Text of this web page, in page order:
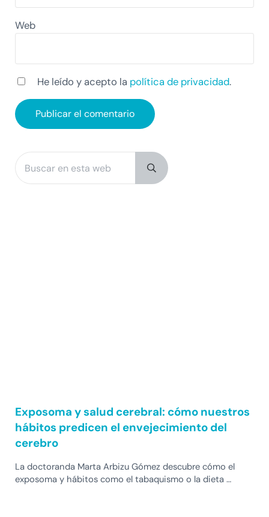
Web
He leído y acepto la política de privacidad.
Sidebar
Buscar en esta web
Submit search
Exposoma y salud cerebral: cómo nuestros
hábitos predicen el envejecimiento del
cerebro
La doctoranda Marta Arbizu Gómez descubre cómo el
exposoma y hábitos como el tabaquismo o la dieta …